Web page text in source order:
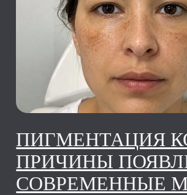
БИОРЕВИТАЛИЗАЦИЯ
ИЛИ МЕЗОТЕРАПИЯ:
ВЫБРАТЬ ДЛЯ КОЖИ
ЛИЦА?
Биоревитализация и мезотерапия —
одни из самых популярных
инъекционных процедур в
специалисты SKY CLINIC Ростов-на-
Дону расскажут, в чем разница
процедурами.
23.06.2026